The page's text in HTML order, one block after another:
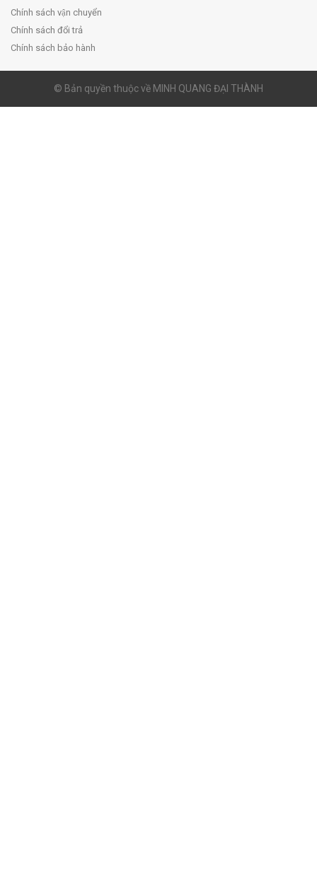
Chính sách vận chuyển
Chính sách đổi trả
Chính sách bảo hành
© Bản quyền thuộc về MINH QUANG ĐẠI THÀNH